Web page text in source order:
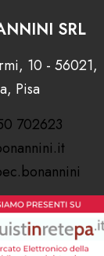
SRL
10 - 56021,
Pisa
702623